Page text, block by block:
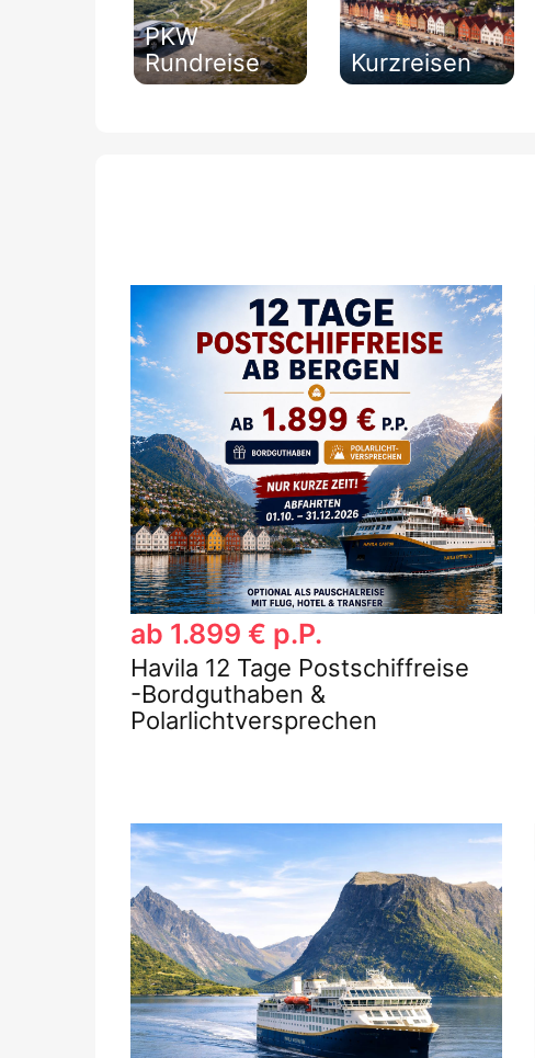
PKW
Rundreise
Kurzreisen
ab 1.899 € p.P.
Havila 12 Tage Postschiffreise
-Bordguthaben &
Polarlichtversprechen